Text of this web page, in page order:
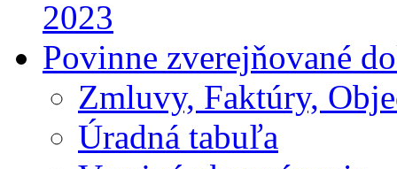
2023
Povinne zverejňované
Zmluvy, Faktúry,
Úradná tabuľa